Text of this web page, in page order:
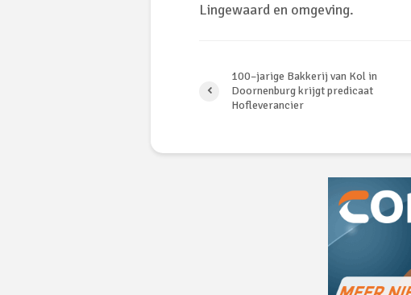
Lingewaard en omgeving.
100–jarige Bakkerij van Kol in
Doornenburg krijgt predicaat
Hofleverancier